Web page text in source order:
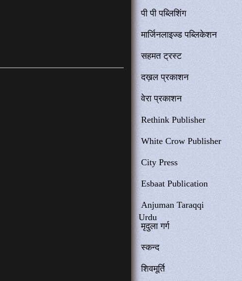
पी पी पब्लिशिंग
मार्जिनलाइज्ड पब्लिकेशन
सहमत ट्रस्ट
दख़ल प्रकाशन
वेरा प्रकाशन
Rethink Publisher
White Crow Publisher
City Press
Esbaat Publication
Anjuman Taraqqi
Urdu
मृदुला गर्ग
स्कन्द
शिवमूर्ति